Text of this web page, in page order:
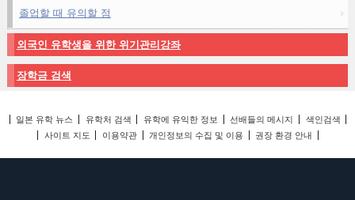
졸업할 때 유의할 점
외국인 유학생을 위한 위기관리강좌
장학금 검색
일본 유학 뉴스 유학처 검색 유학에 유익한 정보 선배들의 메시지
색인검색
사이트 지도
이용약관 개인정보의 수집 및 이용 권장 환경 안내